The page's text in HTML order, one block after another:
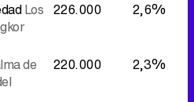
324.000 2,8%